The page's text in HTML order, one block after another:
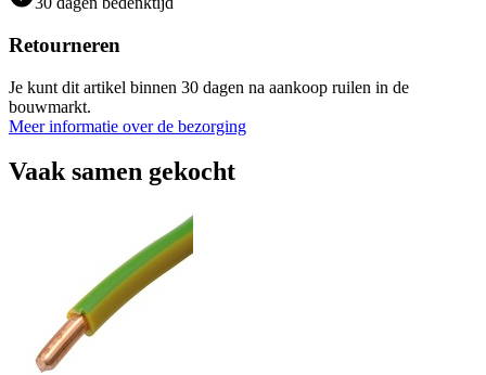
Retourneren
Je kunt dit artikel binnen 30 dagen na aankoop ruilen in de
bouwmarkt.
Meer informatie over de bezorging
Vaak samen gekocht